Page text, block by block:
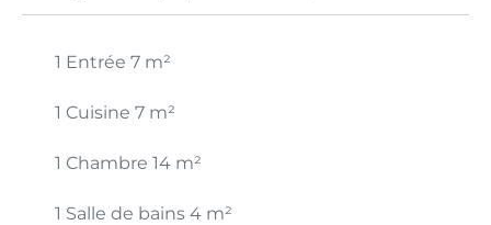
1 Entrée 7 m²
1 Cuisine 7 m²
1 Chambre 14 m²
1 Salle de bains 4 m²